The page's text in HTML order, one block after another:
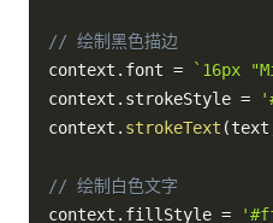
// 绘制黑色描边
context . font = ` 16px
context . strokeStyle =
context . strokeText (text
// 绘制白色文字
context . fillStyle =